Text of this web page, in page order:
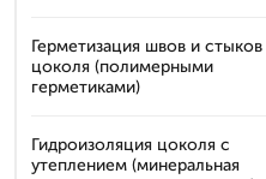
Герметизация швов и стыков
цоколя (полимерными
герметиками)
Гидроизоляция цоколя с
утеплением (минеральная